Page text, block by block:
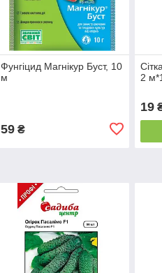
Фунгіцид Магнікур Буст, 10
м
59₴
2
19